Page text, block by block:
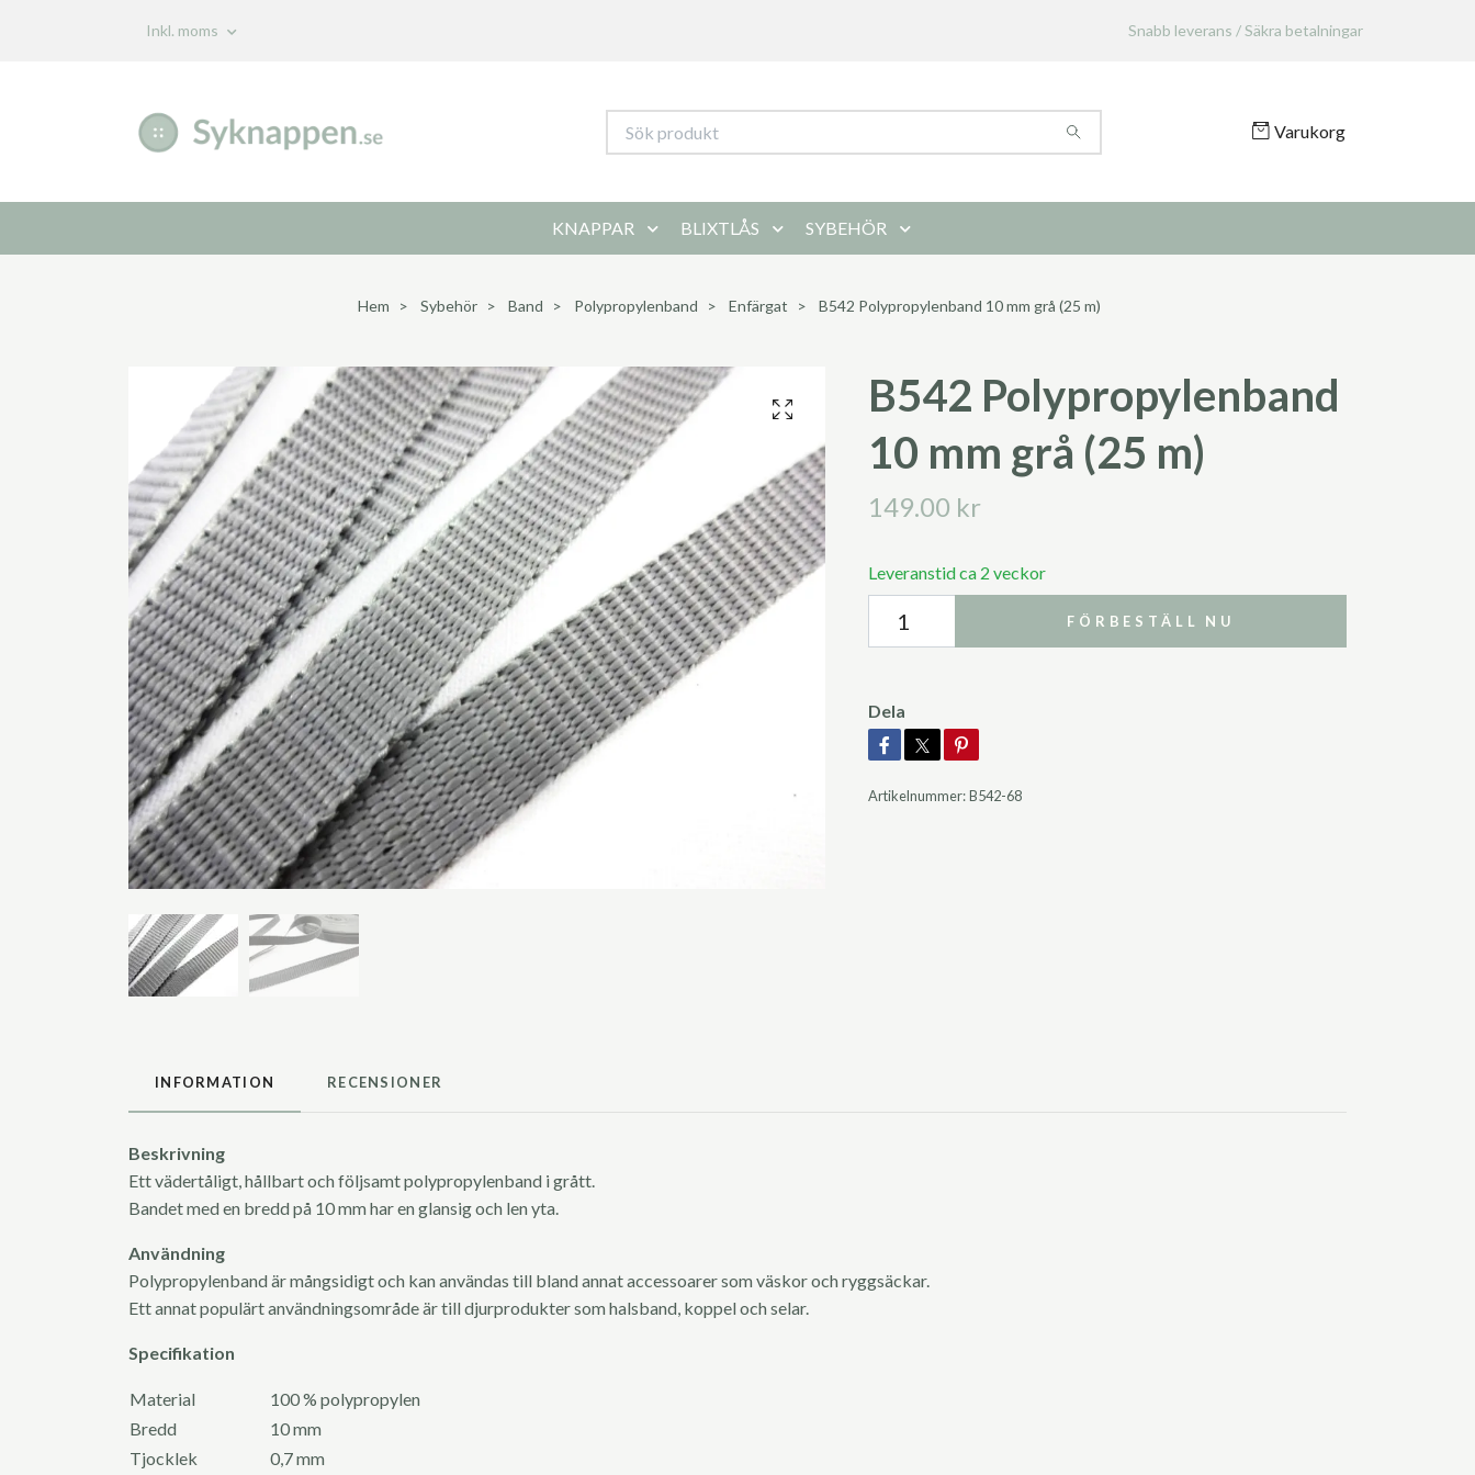
Inkl. moms Snabb leverans / Säkra betalningar
Varukorg
KNAPPAR BLIXTLÅS SYBEHÖR
Hem Sybehör Band Polypropylenband Enfärgat B542 Polypropylenband 10 mm grå (25 m)
B542 Polypropylenband
10 mm grå (25 m)
149.00 kr
Leveranstid ca 2 veckor
FÖRBESTÄLL NU
Dela
Artikelnummer:B542-68
INFORMATION RECENSIONER
Beskrivning
Ett vädertåligt, hållbart och följsamt polypropylenband i grått.
Bandet med en bredd på 10 mm har en glansig och len yta.
Användning
Polypropylenband är mångsidigt och kan användas till bland annat accessoarer som väskor och ryggsäckar.
Ett annat populärt användningsområde är till djurprodukter som halsband, koppel och selar.
Specifikation
Material
100 % polypropylen
Bredd
10 mm
Tjocklek
0,7 mm